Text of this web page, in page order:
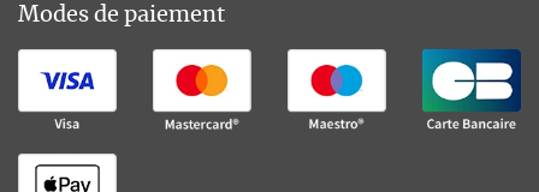
Modes de paiement